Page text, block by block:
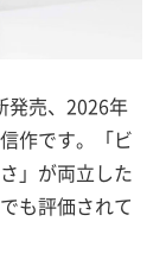
発売、2026年
作です。「ビ
」が両立した
も評価されて